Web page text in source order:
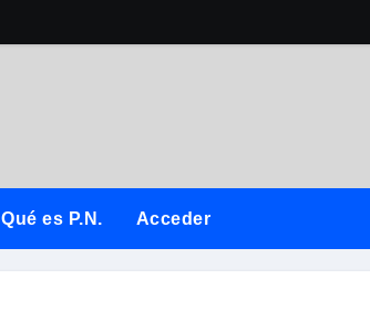
Qué es P.N. Acceder